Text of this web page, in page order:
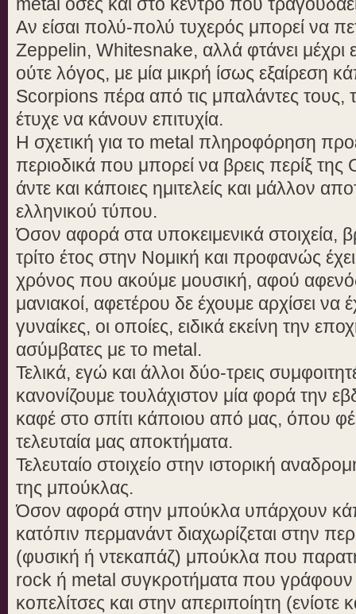
Αν είσαι πολύ-πολύ τυχερός μπορεί να
Zeppelin, Whitesnake, αλλά φτάνει μέχρι
ούτε λόγος, με μία μικρή ίσως εξαίρεση
Scorpions πέρα από τις μπαλάντες τους,
έτυχε να κάνουν επιτυχία.
Η σχετική για το metal πληροφόρηση
περιοδικά που μπορεί να βρεις περίξ
άντε και κάποιες ημιτελείς και μάλλον
ελληνικού τύπου.
Όσον αφορά στα υποκειμενικά στοιχεία,
τρίτο έτος στην Νομική και προφανώς
χρόνος που ακούμε μουσική, αφού
μανιακοί, αφετέρου δε έχουμε αρχίσει να
γυναίκες, οι οποίες, ειδικά εκείνη την
ασύμβατες με το metal.
Τελικά, εγώ και άλλοι δύο-τρεις
κανονίζουμε τουλάχιστον μία φορά την
καφέ στο σπίτι κάποιου από μας, όπου
τελευταία μας αποκτήματα.
Τελευταίο στοιχείο στην ιστορική
της μπούκλας.
Όσον αφορά στην μπούκλα υπάρχουν
κατόπιν περμανάντ διαχωρίζεται στην
(φυσική ή ντεκαπάζ) μπούκλα που
rock ή metal συγκροτήματα που γράφουν
κοπελίτσες και στην απεριποίητη (ενίοτε